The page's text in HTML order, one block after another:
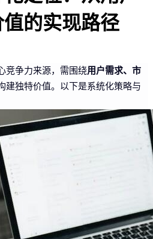
的实现路径
竞争力来源，需围绕用户需求、市
建独特价值。以下是系统化策略与